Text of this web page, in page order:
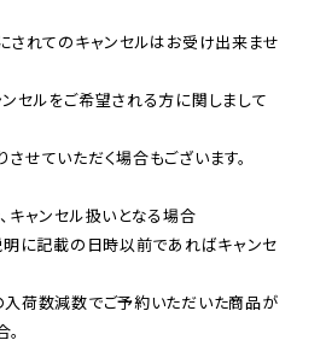
されてのキャンセルはお受け出来ませ
セルをご希望される方に関しまして
せていただく場合もございます。
ャンセル扱いとなる場合
に記載の日時以前であればキャンセ
入荷数減数でご予約いただいた商品が